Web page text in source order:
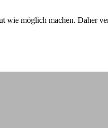
wie möglich machen. Daher